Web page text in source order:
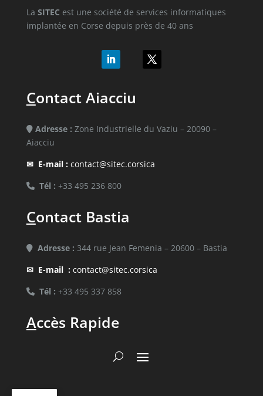
La SITEC est une société de services informatiques
implantée en Corse depuis près de 40 ans
Contact Aiacciu
Adresse : Zone Industrielle du Vaziu – 20090 –
Aiacciu
✉ E-mail :contact@sitec.corsica
Tél : +33 495 236 800
Contact Bastia
Adresse : 344 rue Jean Femenia – 20600 – Bastia
✉ E-mail :contact@sitec.corsica
Tél : +33 495 337 858
Accès Rapide